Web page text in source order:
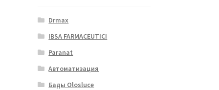
Drmax
IBSA FARMACEUTICI
Paranat
Автоматизация
Бады Olosluce